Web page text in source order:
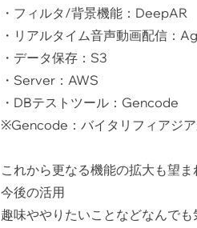
・フィルタ/背景機能：DeepAR
・リアルタイム音声動画配信：
・データ保存：S3
・Server：AWS
・DBテストツール：Gencode
※Gencode ：バイタリフィアジ
これから更なる機能の拡大も望
今後の活用
趣味ややりたいことなどなんで